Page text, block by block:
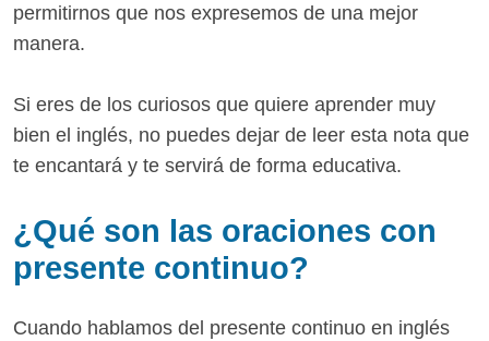
permitirnos que nos expresemos de una mejor
manera.
Si eres de los curiosos que quiere aprender muy
bien el inglés, no puedes dejar de leer esta nota que
te encantará y te servirá de forma educativa.
¿Qué son las oraciones con
presente continuo?
Cuando hablamos del presente continuo en inglés